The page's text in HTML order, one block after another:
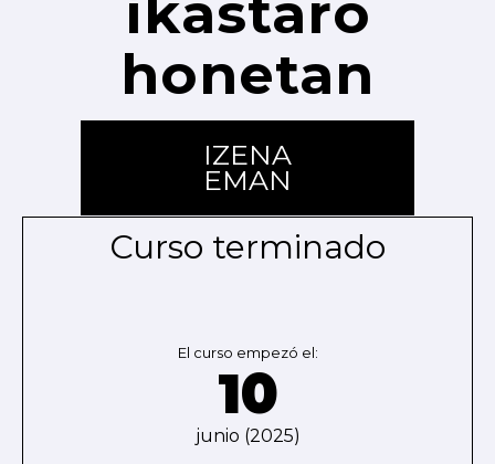
ikastaro
honetan
IZENA
EMAN
Curso terminado
El curso empezó el:
10
junio (2025)